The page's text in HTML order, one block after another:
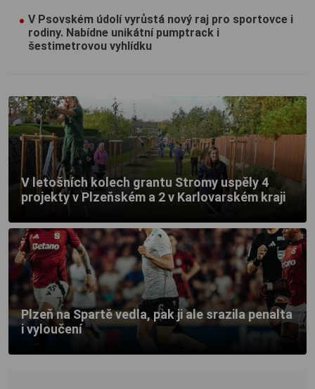
V Psovském údolí vyrůstá nový raj pro sportovce i
rodiny. Nabídne unikátní pumptrack i
šestimetrovou vyhlídku
V letošních kolech grantu Stromy uspěly 4
projekty v Plzeňském a 2 v Karlovarském kraji
Plzeň na Spartě vedla, pak ji ale srazila penalta
i vyloučení